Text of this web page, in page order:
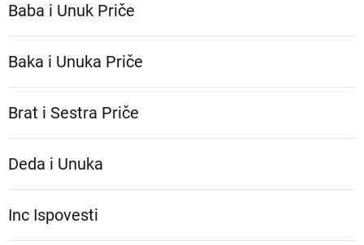
Baba i Unuk Priče
Baka i Unuka Pričе
Brat i Sestra Priče
Deda i Unuka
Inc Ispovesti